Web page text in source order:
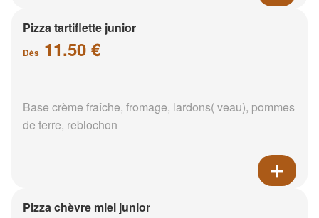
Pizza tartiflette junior
Dès 11.50 €
Base crème fraîche, fromage, lardons( veau), pommes
de terre, reblochon
Pizza chèvre miel junior